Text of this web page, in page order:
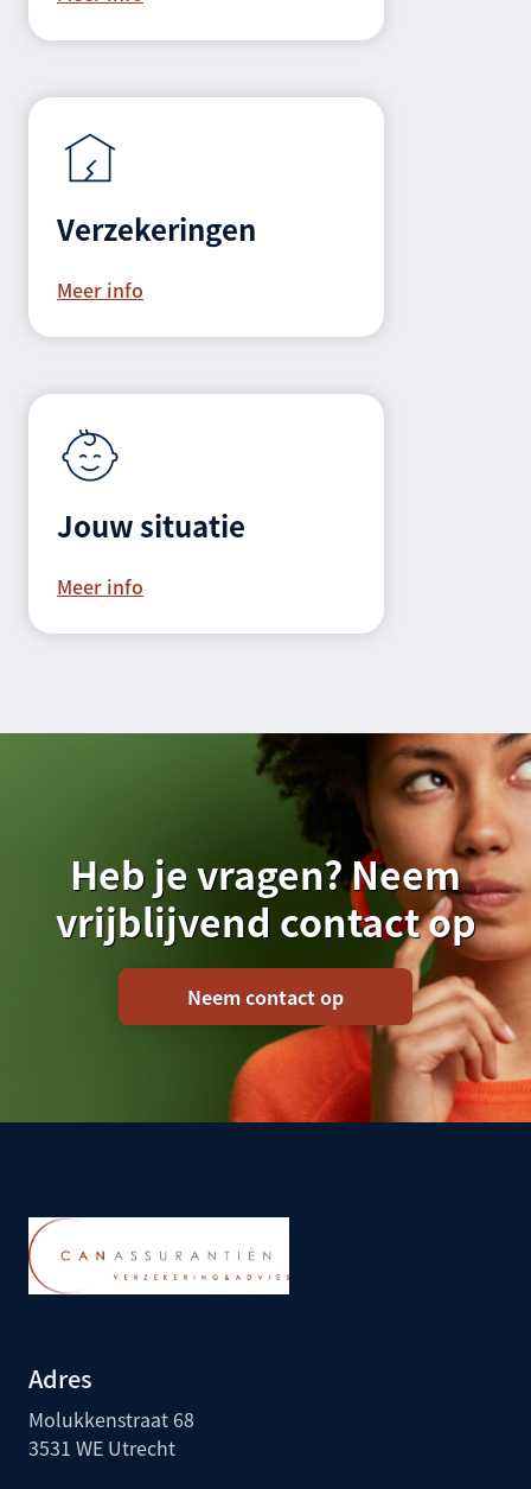
Verzekeringen
Meer info
Jouw situatie
Meer info
Heb je vragen? Neem
vrijblijvend contact op
Neem contact op
Adres
Molukkenstraat 68
3531 WE Utrecht